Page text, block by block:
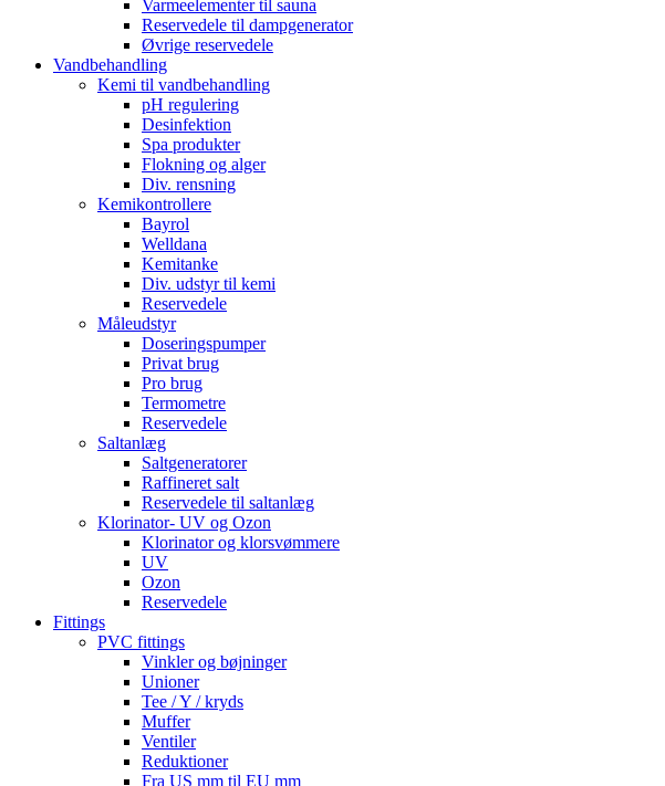
Varmeelementer til sauna
Reservedele til dampgenerator
Øvrige reservedele
Vandbehandling
Kemi til vandbehandling
pH regulering
Desinfektion
Spa produkter
Flokning og alger
Div. rensning
Kemikontrollere
Bayrol
Welldana
Kemitanke
Div. udstyr til kemi
Reservedele
Måleudstyr
Doseringspumper
Privat brug
Pro brug
Termometre
Reservedele
Saltanlæg
Saltgeneratorer
Raffineret salt
Reservedele til saltanlæg
Klorinator- UV og Ozon
Klorinator og klorsvømmere
UV
Ozon
Reservedele
Fittings
PVC fittings
Vinkler og bøjninger
Unioner
Tee / Y / kryds
Muffer
Ventiler
Reduktioner
Fra US mm til EU mm